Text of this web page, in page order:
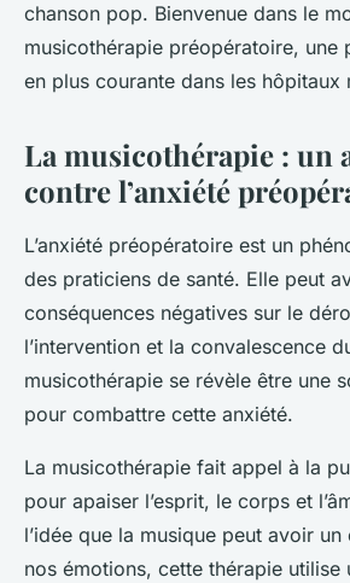
chanson pop. Bienvenue dans le
musicothérapie préopératoire, une
en plus courante dans les hôpitaux
La musicothérapie : un
contre l’anxiété
L’anxiété préopératoire est un
des praticiens de santé. Elle peut
conséquences négatives sur le
l’intervention et la convalescence
musicothérapie se révèle être une
pour combattre cette anxiété.
La musicothérapie fait appel à la
pour apaiser l’esprit, le corps et
l’idée que la musique peut avoir
nos émotions, cette thérapie utilise